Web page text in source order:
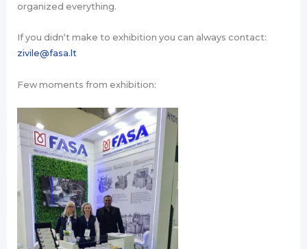
organized everything.
If you didn‘t make to exhibition you can always contact:
zivile@fasa.lt
Few moments from exhibition: